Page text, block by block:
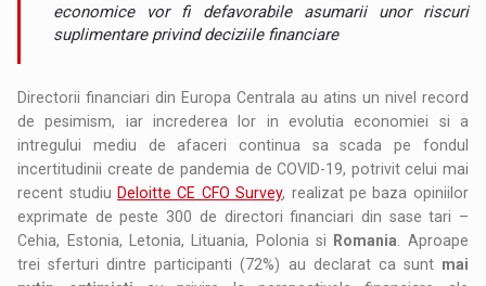
economice vor fi defavorabile asumarii unor riscuri
suplimentare privind deciziile financiare
Directorii financiari din Europa Centrala au atins un nivel record
de pesimism, iar increderea lor in evolutia economiei si a
intregului mediu de afaceri continua sa scada pe fondul
incertitudinii create de pandemia de COVID-19, potrivit celui mai
recent studiu Deloitte CE CFO Survey, realizat pe baza opiniilor
exprimate de peste 300 de directori financiari din sase tari –
Cehia, Estonia, Letonia, Lituania, Polonia si
Romania . Aproape
trei sferturi dintre participanti (72%) au declarat ca sunt mai